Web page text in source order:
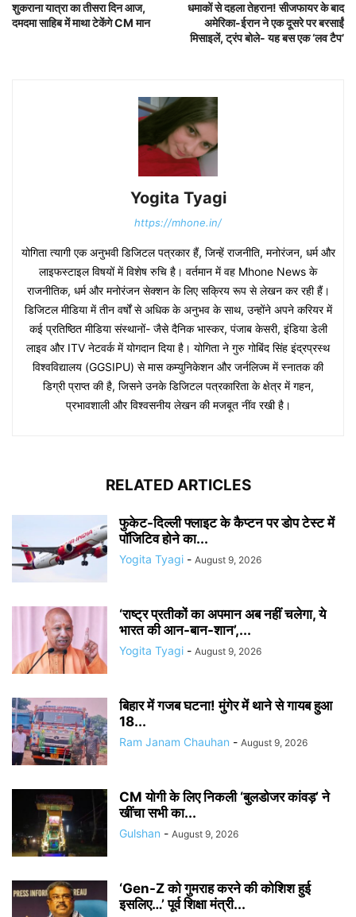
शुकराना यात्रा का तीसरा दिन आज,
दमदमा साहिब में माथा टेकेंगे CM मान
धमाकों से दहला तेहरान! सीजफायर के बाद
अमेरिका-ईरान ने एक दूसरे पर बरसाईं
मिसाइलें, ट्रंप बोले- यह बस एक ‘लव टैप’
Yogita Tyagi
https://mhone.in/
योगिता त्यागी एक अनुभवी डिजिटल पत्रकार हैं, जिन्हें राजनीति, मनोरंजन, धर्म और
लाइफस्टाइल विषयों में विशेष रुचि है। वर्तमान में वह Mhone News के
राजनीतिक, धर्म और मनोरंजन सेक्शन के लिए सक्रिय रूप से लेखन कर रही हैं।
डिजिटल मीडिया में तीन वर्षों से अधिक के अनुभव के साथ, उन्होंने अपने करियर में
कई प्रतिष्ठित मीडिया संस्थानों- जैसे दैनिक भास्कर, पंजाब केसरी, इंडिया डेली
लाइव और ITV नेटवर्क में योगदान दिया है। योगिता ने गुरु गोबिंद सिंह इंद्रप्रस्थ
विश्वविद्यालय (GGSIPU) से मास कम्युनिकेशन और जर्नलिज्म में स्नातक की
डिग्री प्राप्त की है, जिसने उनके डिजिटल पत्रकारिता के क्षेत्र में गहन,
प्रभावशाली और विश्वसनीय लेखन की मजबूत नींव रखी है।
RELATED ARTICLES
फुकेट-दिल्ली फ्लाइट के कैप्टन पर डोप टेस्ट में
पॉजिटिव होने का...
Yogita Tyagi - August 9, 2026
‘राष्ट्र प्रतीकों का अपमान अब नहीं चलेगा, ये
भारत की आन-बान-शान’,...
Yogita Tyagi - August 9, 2026
बिहार में गजब घटना! मुंगेर में थाने से गायब हुआ
18...
Ram Janam Chauhan - August 9, 2026
CM योगी के लिए निकली ‘बुलडोजर कांवड़’ ने
खींचा सभी का...
Gulshan - August 9, 2026
‘Gen-Z को गुमराह करने की कोशिश हुई
इसलिए…’ पूर्व शिक्षा मंत्री...